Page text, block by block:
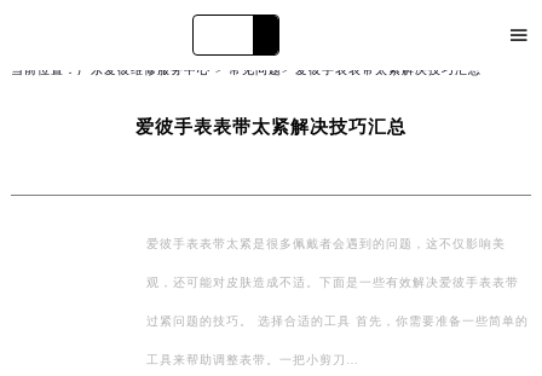

当前位置： 广东爱彼维修服务中心 > 常见问题> 爱彼手表表带太紧解决技巧汇总
爱彼手表表带太紧解决技巧汇总
爱彼手表表带太紧是很多佩戴者会遇到的问题，这不仅影响美
观，还可能对皮肤造成不适。下面是一些有效解决爱彼手表表带
过紧问题的技巧。 选择合适的工具 首先，你需要准备一些简单的
工具来帮助调整表带。一把小剪刀…